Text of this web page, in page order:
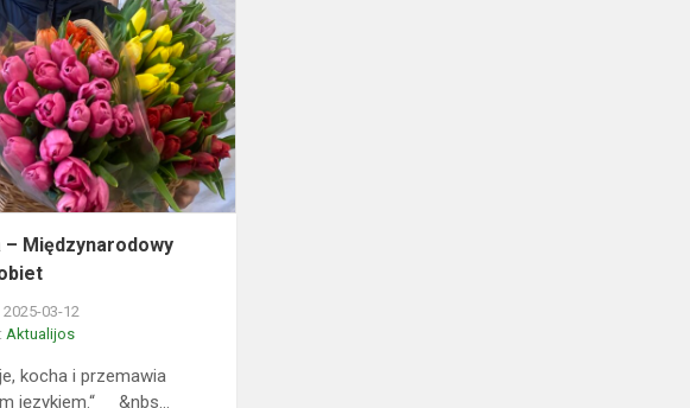
–
Międzynarodowy
Dzień
Kobiet
– Międzynarodowy
03-12
Aktualijos
kocha i przemawia
językiem.“ &nbs...